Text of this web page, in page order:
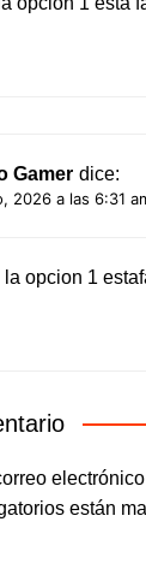
Gamer dice:
2026 a las 6:31
la opcion 1
están